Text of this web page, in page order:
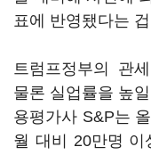
표에 반영됐다는
트럼프정부의 관
물론 실업률을 높
용평가사 S&P는
월 대비 20만명 이